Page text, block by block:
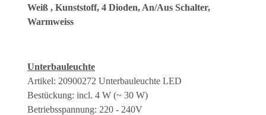
Weiß , Kunststoff, 4 Dioden, An/Aus Schalter,
Warmweiss
Unterbauleuchte
Artikel: 20900272 Unterbauleuchte LED
Bestückung: incl. 4 W (~ 30 W)
Betriebsspannung: 220 - 240V